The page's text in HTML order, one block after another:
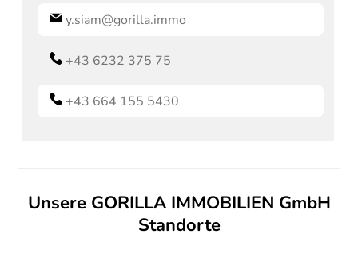
y.siam@gorilla.immo
+43 6232 375 75
+43 664 155 5430
Unsere GORILLA IMMOBILIEN GmbH
Standorte